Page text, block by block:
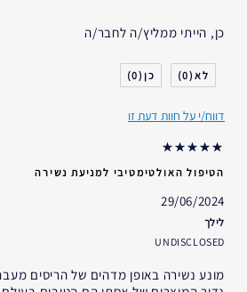
סוג העור
דאגות העור
אני משתמש/ת באסתי לאודר
כן, הייתי ממליץ/ה לחבר/ה
0
0
דווח/י על חוות דעת זו
הטיפול האולטימטיבי למניעת נשירה
29/06/2024
לילך
UNDISCLOSED
מונע נשירה באופן מדהים של הריסים